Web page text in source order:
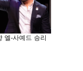
엘-사예드 승리